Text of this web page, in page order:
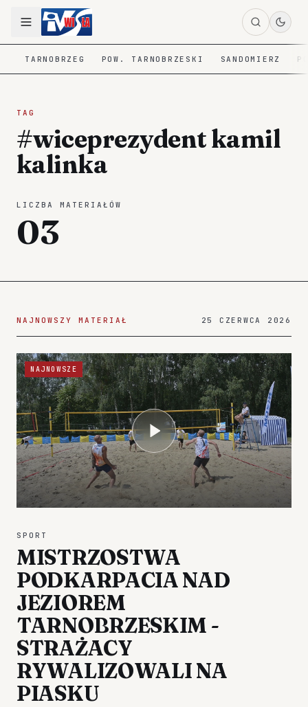
TARNOBRZEG POW. TARNOBRZESKI SANDOMIERZ
TAG
#wiceprezydent kamil
kalinka
LICZBA MATERIAŁÓW
03
NAJNOWSZY MATERIAŁ 25 CZERWCA 2026
NAJNOWSZE
SPORT
MISTRZOSTWA
PODKARPACIA NAD
JEZIOREM
TARNOBRZESKIM -
STRAŻACY
RYWALIZOWALI NA
PIASKU